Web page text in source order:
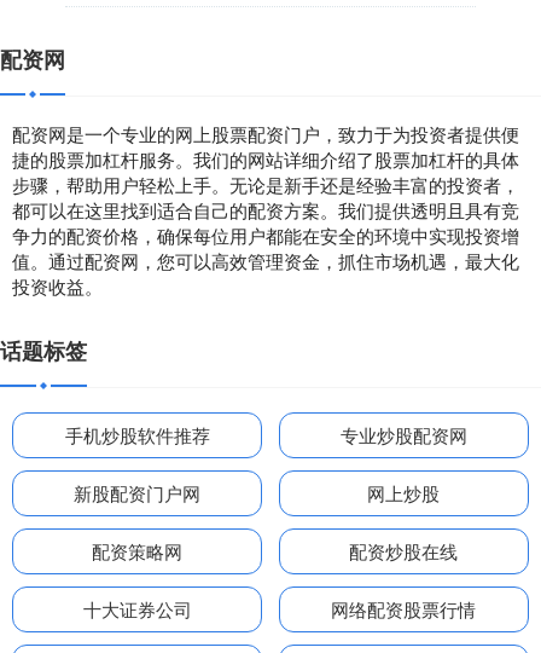
配资网
配资网是一个专业的网上股票配资门户，致力于为投资者提供便
捷的股票加杠杆服务。我们的网站详细介绍了股票加杠杆的具体
步骤，帮助用户轻松上手。无论是新手还是经验丰富的投资者，
都可以在这里找到适合自己的配资方案。我们提供透明且具有竞
争力的配资价格，确保每位用户都能在安全的环境中实现投资增
值。通过配资网，您可以高效管理资金，抓住市场机遇，最大化
投资收益。
话题标签
手机炒股软件推荐 专业炒股配资网
新股配资门户网 网上炒股
配资策略网 配资炒股在线
十大证券公司 网络配资股票行情